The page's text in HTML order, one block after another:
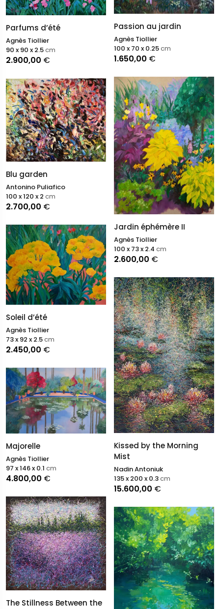
Parfums d’été
Agnès Tiollier
2.900,00 €
90 x 90 x 2.5cm
Blu garden
Antonino Puliafico
2.700,00 €
100 x 120 x 2 cm
Soleil d’été
Agnès Tiollier
2.450,00 €
73 x 92 x 2.5cm
Majorelle
Agnès Tiollier
4.800,00 €
97 x 146 x 0.1 cm
The Stillness Between the
Passion au jardin
Agnès Tiollier
1.650,00 €
100 x 70 x 0.25cm
Jardin éphémère II
Agnès Tiollier
2.600,00 €
100 x 73 x 2.4 cm
Kissed by the Morning
Mist
Nadin Antoniuk
15.600,00 €
135 x 200 x 0.3cm